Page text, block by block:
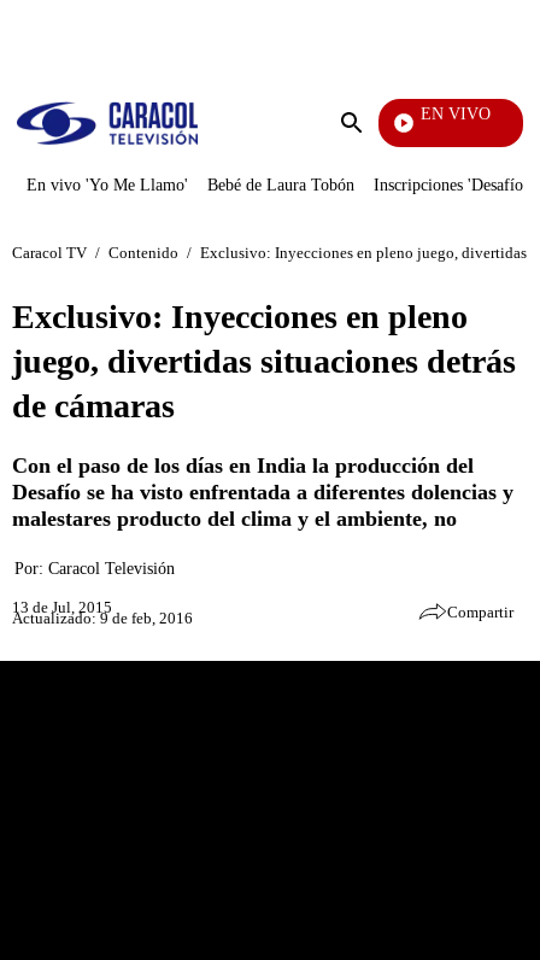
Enviar
EN VIVO
Vecinos
En vivo 'Yo Me Llamo' Bebé de Laura Tobón Inscripciones 'Desafío'
Caracol TV / Contenido / Exclusivo: Inyecciones en pleno juego, divertidas
Exclusivo: Inyecciones en pleno
juego, divertidas situaciones detrás
de cámaras
Con el paso de los días en India la producción del
Desafío se ha visto enfrentada a diferentes dolencias y
malestares producto del clima y el ambiente, no
Por: Caracol Televisión
13 de Jul, 2015
Actualizado: 9 de feb, 2016 Compartir